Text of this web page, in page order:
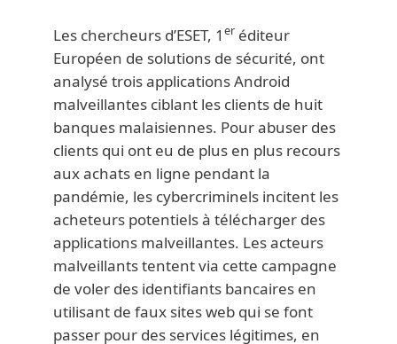
Les chercheurs d’ESET, 1 er éditeur
Européen de solutions de sécurité, ont
analysé trois applications Android
malveillantes ciblant les clients de huit
banques malaisiennes. Pour abuser des
clients qui ont eu de plus en plus recours
aux achats en ligne pendant la
pandémie, les cybercriminels incitent les
acheteurs potentiels à télécharger des
applications malveillantes. Les acteurs
malveillants tentent via cette campagne
de voler des identifiants bancaires en
utilisant de faux sites web qui se font
passer pour des services légitimes, en